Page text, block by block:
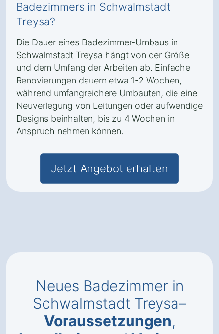
Badezimmers in Schwalmstadt
Treysa?
Die Dauer eines Badezimmer-Umbaus in
Schwalmstadt Treysa hängt von der Größe
und dem Umfang der Arbeiten ab. Einfache
Renovierungen dauern etwa 1-2 Wochen,
während umfangreichere Umbauten, die eine
Neuverlegung von Leitungen oder aufwendige
Designs beinhalten, bis zu 4 Wochen in
Anspruch nehmen können.
Jetzt Angebot erhalten
Neues Badezimmer in
Schwalmstadt Treysa–
Voraussetzungen,